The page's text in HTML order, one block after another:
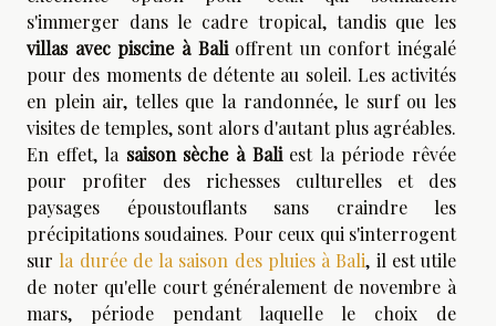
s'immerger dans le cadre tropical, tandis que les
villas avec piscine à Balioffrent un confort inégalé
pour des moments de détente au soleil. Les activités
en plein air, telles que la randonnée, le surf ou les
visites de temples, sont alors d'autant plus agréables.
En effet, la saison sèche à Baliest la période rêvée
pour profiter des richesses culturelles et des
paysages époustouflants sans craindre les
précipitations soudaines. Pour ceux qui s'interrogent
sur la durée de la saison des pluies à Bali, il est utile
de noter qu'elle court généralement de novembre à
mars, période pendant laquelle le choix de